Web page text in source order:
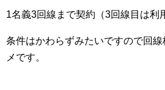
1名義3回線まで契約（3回線目は利
条件はかわらずみたいですので回
メです。